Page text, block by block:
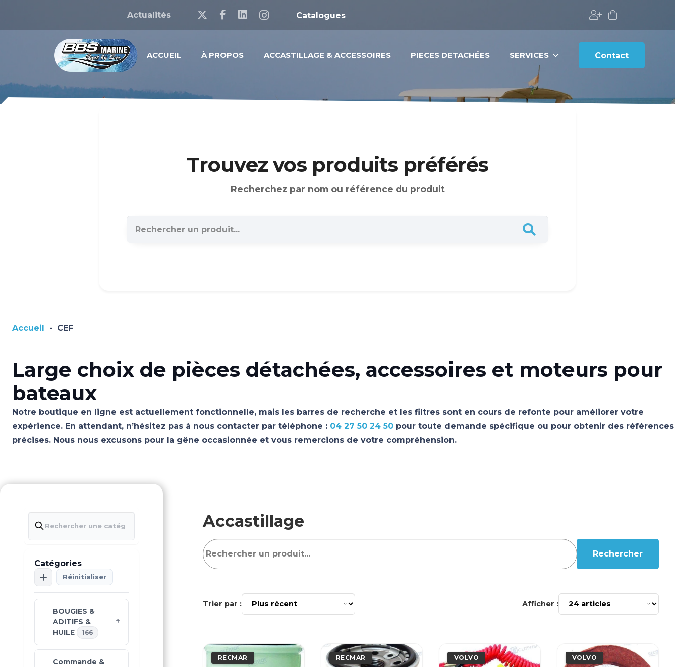
Actualités Catalogues
ACCUEIL À PROPOS ACCASTILLAGE & ACCESSOIRES PIECES DETACHÉES SERVICES Contact
Trouvez vos produits préférés
Recherchez par nom ou référence du produit
Accueil - CEF
Large choix de pièces détachées, accessoires et moteurs pour
bateaux
Notre boutique en ligne est actuellement fonctionnelle, mais les barres de recherche et les filtres sont en cours de refonte pour améliorer votre
expérience. En attendant, n’hésitez pas à nous contacter par téléphone : 04 27 50 24 50 pour toute demande spécifique ou pour obtenir des références
précises. Nous nous excusons pour la gêne occasionnée et vous remercions de votre compréhension.
Catégories
Réinitialiser
BOUGIES &
ADITIFS &
HUILE
166
Commande &
Accastillage
Rechercher
Trier par : Afficher :
RECMAR RECMAR VOLVO VOLVO